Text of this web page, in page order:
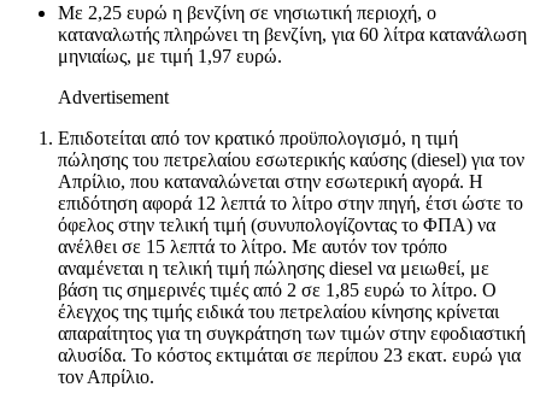
Με 2,25 ευρώ η βενζίνη σε νησιωτική περιοχή, ο
καταναλωτής πληρώνει τη βενζίνη, για 60 λίτρα κατανάλωση
μηνιαίως, με τιμή 1,97 ευρώ.
Advertisement
Επιδοτείται από τον κρατικό προϋπολογισμό, η τιμή
πώλησης του πετρελαίου εσωτερικής καύσης (diesel) για τον
Απρίλιο, που καταναλώνεται στην εσωτερική αγορά. Η
επιδότηση αφορά 12 λεπτά το λίτρο στην πηγή, έτσι ώστε το
όφελος στην τελική τιμή (συνυπολογίζοντας το ΦΠΑ) να
ανέλθει σε 15 λεπτά το λίτρο. Με αυτόν τον τρόπο
αναμένεται η τελική τιμή πώλησης diesel να μειωθεί, με
βάση τις σημερινές τιμές από 2 σε 1,85 ευρώ το λίτρο. Ο
έλεγχος της τιμής ειδικά του πετρελαίου κίνησης κρίνεται
απαραίτητος για τη συγκράτηση των τιμών στην εφοδιαστική
αλυσίδα. Το κόστος εκτιμάται σε περίπου 23 εκατ. ευρώ για
τον Απρίλιο.